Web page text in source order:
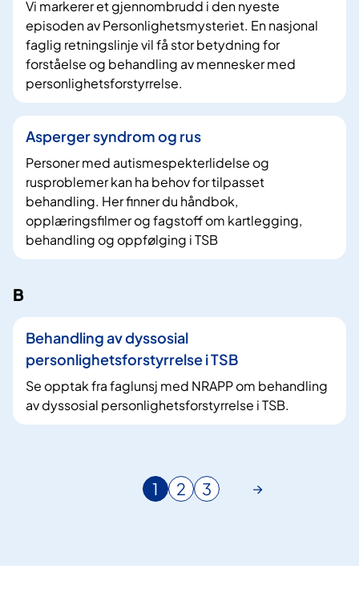
Vi markerer et gjennombrudd i den nyeste
episoden av Personlighetsmysteriet. En nasjonal
faglig retningslinje vil få stor betydning for
forståelse og behandling av mennesker med
personlighetsforstyrrelse.
Asperger syndrom og rus
Personer med autismespekterlidelse og
rusproblemer kan ha behov for tilpasset
behandling. Her finner du håndbok,
opplæringsfilmer og fagstoff om kartlegging,
behandling og oppfølging i TSB
B
Behandling av dyssosial
personlighetsforstyrrelse i TSB
Se opptak fra faglunsj med NRAPP om behandling
av dyssosial personlighetsforstyrrelse i TSB.
N
r
1
G
l
2
G
l
3